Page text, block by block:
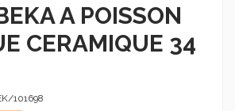
A POISSON
CERAMIQUE 34
101698